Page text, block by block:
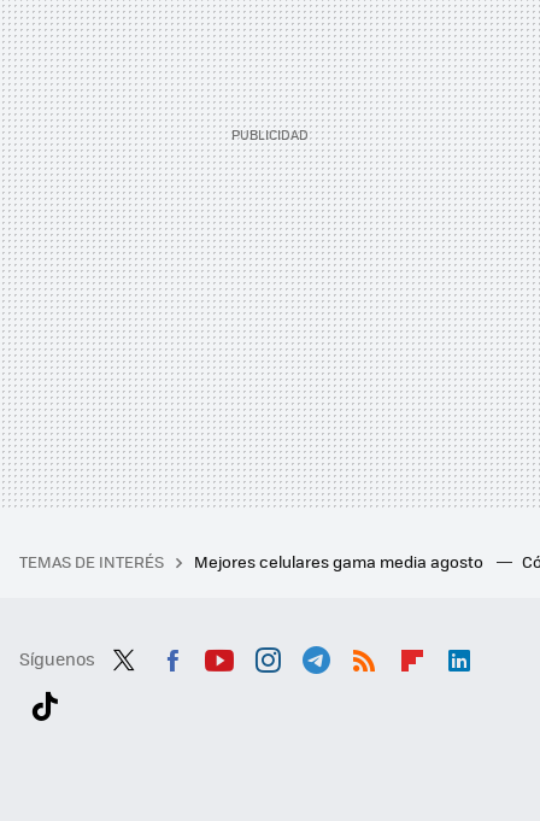
TEMAS DE INTERÉS Mejores celulares gama media agosto
Síguenos